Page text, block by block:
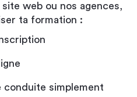
web ou nos agences,
ta formation :
conduite simplement